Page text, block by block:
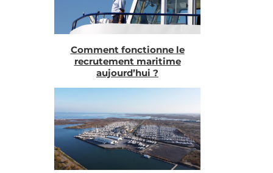
Comment fonctionne le
recrutement maritime
aujourd’hui ?